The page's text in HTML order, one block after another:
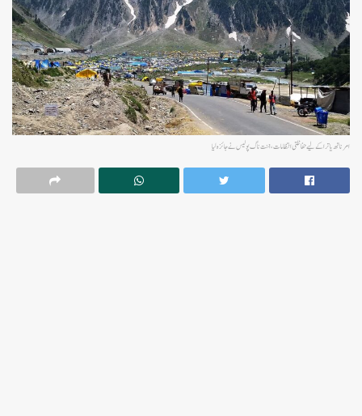
امرناتھ یاترا کے لیے حفاظتی انتظامات،اننت ناگ پولیس نے جائزہ لیا